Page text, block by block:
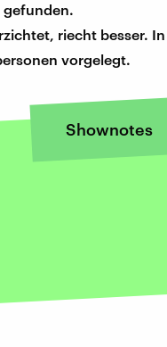
gefunden.
riecht besser. In
vorgelegt.
Shownotes